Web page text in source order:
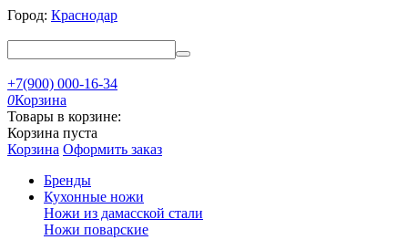
Город: Краснодар
+7(900) 000-16-34
0Корзина
Товары в корзине:
Корзина пуста
Корзина Оформить заказ
Бренды
Кухонные ножи
Ножи из дамасской стали
Ножи поварские